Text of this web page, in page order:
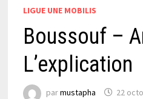
LIGUE UNE MOBILIS
Boussouf –
L’explication
parmustapha 22